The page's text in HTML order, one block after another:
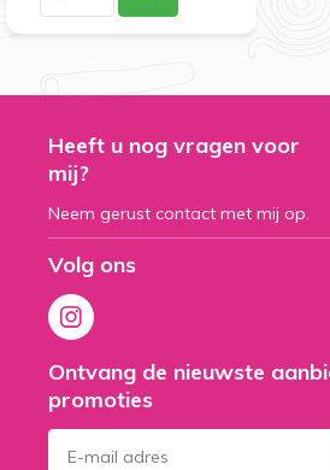
Heeft u nog vragen voor
mij?
Neem gerust contact met mij op.
Volg ons
Ontvang de nieuwste
promoties